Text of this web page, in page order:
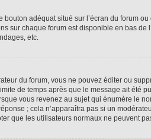
adéquat situé sur l’écran du forum
sur chaque forum est disponible en bas de
etc.
du forum, vous ne pouvez éditer ou
de temps après que le message ait été
vous revenez au sujet qui énumère le
; cela n’apparaîtra pas si un
que les utilisateurs normaux ne peuvent